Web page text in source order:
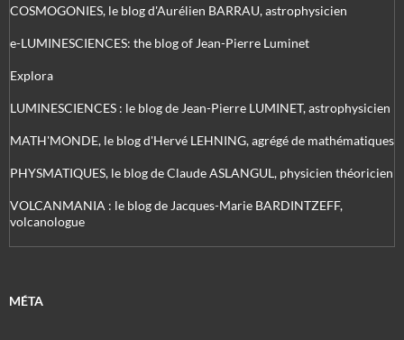
COSMOGONIES, le blog d'Aurélien BARRAU, astrophysicien
e-LUMINESCIENCES: the blog of Jean-Pierre Luminet
Explora
LUMINESCIENCES : le blog de Jean-Pierre LUMINET, astrophysicien
MATH'MONDE, le blog d'Hervé LEHNING, agrégé de mathématiques
PHYSMATIQUES, le blog de Claude ASLANGUL, physicien théoricien
VOLCANMANIA : le blog de Jacques-Marie BARDINTZEFF,
volcanologue
MÉTA